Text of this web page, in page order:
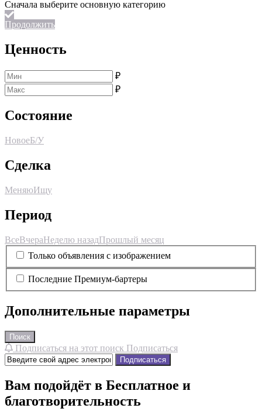
Продолжить
Ценность
₽
₽
Состояние
НовоеБ/У
Сделка
МеняюИщу
Период
ВсеВчераНеделю назадПрошлый месяц
Только объявления с изображением
Последние Премиум-бартеры
Дополнительные параметры
Поиск
Подписаться на этот поиск Подписаться
Подписаться
Вам подойдёт в Бесплатное и
благотворительность